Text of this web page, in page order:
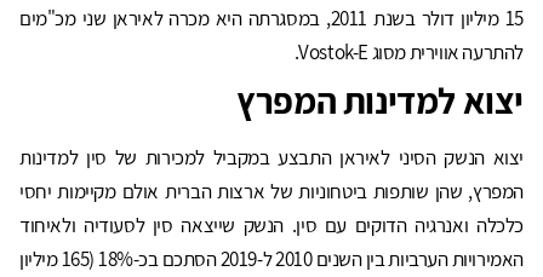
15 מיליון דולר בשנת 2011, במסגרתה היא מכרה לאיראן שני מכ"מים
להתרעה אווירית מסוג Vostok-E.
יצוא למדינות המפרץ
יצוא הנשק הסיני לאיראן התבצע במקביל למכירות של סין למדינות
המפרץ, שהן שותפות ביטחוניות של ארצות הברית אולם מקיימות יחסי
כלכלה ואנרגיה הדוקים עם סין. הנשק שייצאה סין לסעודיה ולאיחוד
האמירויות הערביות בין השנים 2010 ל-2019 הסתכם בכ-18% (165 מיליון